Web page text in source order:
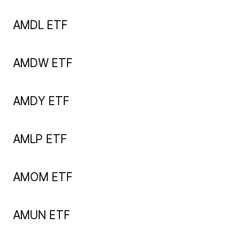
AMDL ETF
AMDW ETF
AMDY ETF
AMLP ETF
AMOM ETF
AMUN ETF